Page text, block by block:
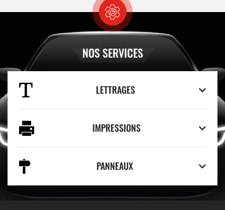
NOS SERVICES
LETTRAGES
IMPRESSIONS
PANNEAUX